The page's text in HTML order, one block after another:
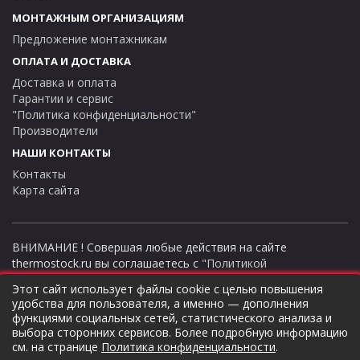
- заполнение азотом для более длительного поддержания
давления.
- каждый резервуар прошел заводскую проверку.
- полностью сварная конструкция.
Характеристики:
МОНТАЖНЫМ ОРГАНИЗАЦИЯМ
Предложение монтажникам
ОПЛАТА И ДОСТАВКА
Доставка и оплата
Гарантии и сервис
"Политика конфиденциальности"
Производители
НАШИ КОНТАКТЫ
Контакты
Карта сайта
ВНИМАНИЕ ! Совершая любые действия на сайте
thermostock.ru вы соглашаетесь с "Политикой
конфиденциальности", в противном случае рекомендуем
покинуть данный сайт. Цены и информация представлена на
данном сайте в ознакомительных целях и не являются
публичной офертой ни при каких обстоятельствах!
ТермоСток - все для отопления и водоснабжения © 2026
Этот сайт использует файлы cookie с целью повышения
удобства для пользователя, а именно — дополнения
функциями социальных сетей, статистического анализа и
выбора сторонних сервисов. Более подробную информацию
см. на странице Политика конфиденциальности.